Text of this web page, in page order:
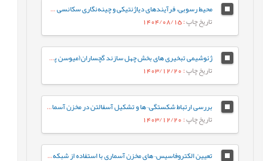
محیط رسوبی، فرآیندهای دیاژنتیکی و چینه‌نگاری سکانسی سازند فهلیان در میدان جفیر، دشت آبادان، جنوب غرب ايران
تاریخ چاپ: 1404/08/15
ژئوشیمی تبخیری های بخش چهل سازند گچساران(میوسن پیشین) در خاوربندرخمیر، فروافتادگی بندر لنگه با نگرش ویژه به اقلیم دیرینه
تاریخ چاپ: 1403/12/20
بررسی ارتباط شکستگی¬ها و تشكيل آسفالتن در مخزن آسماری، ميدان نفتی كوپال
تاریخ چاپ: 1403/12/20
تعیین الکتروفاسیس¬های مخزن آسماری با استفاده از شبکه عصبی SOM در میدان نفتی قلعه‌نار